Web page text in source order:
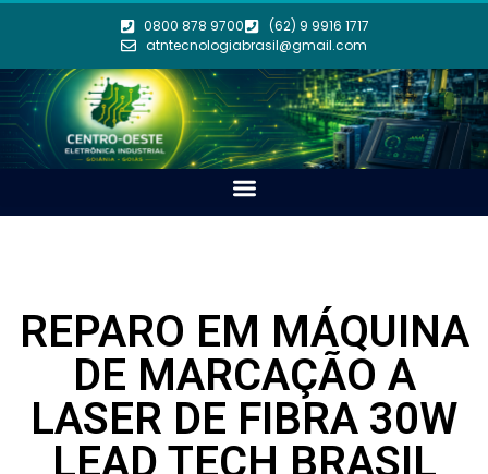
0800 878 9700
(62) 9 9916 1717
atntecnologiabrasil@gmail.com
REPARO EM MÁQUINA
DE MARCAÇÃO A
LASER DE FIBRA 30W
LEAD TECH BRASIL